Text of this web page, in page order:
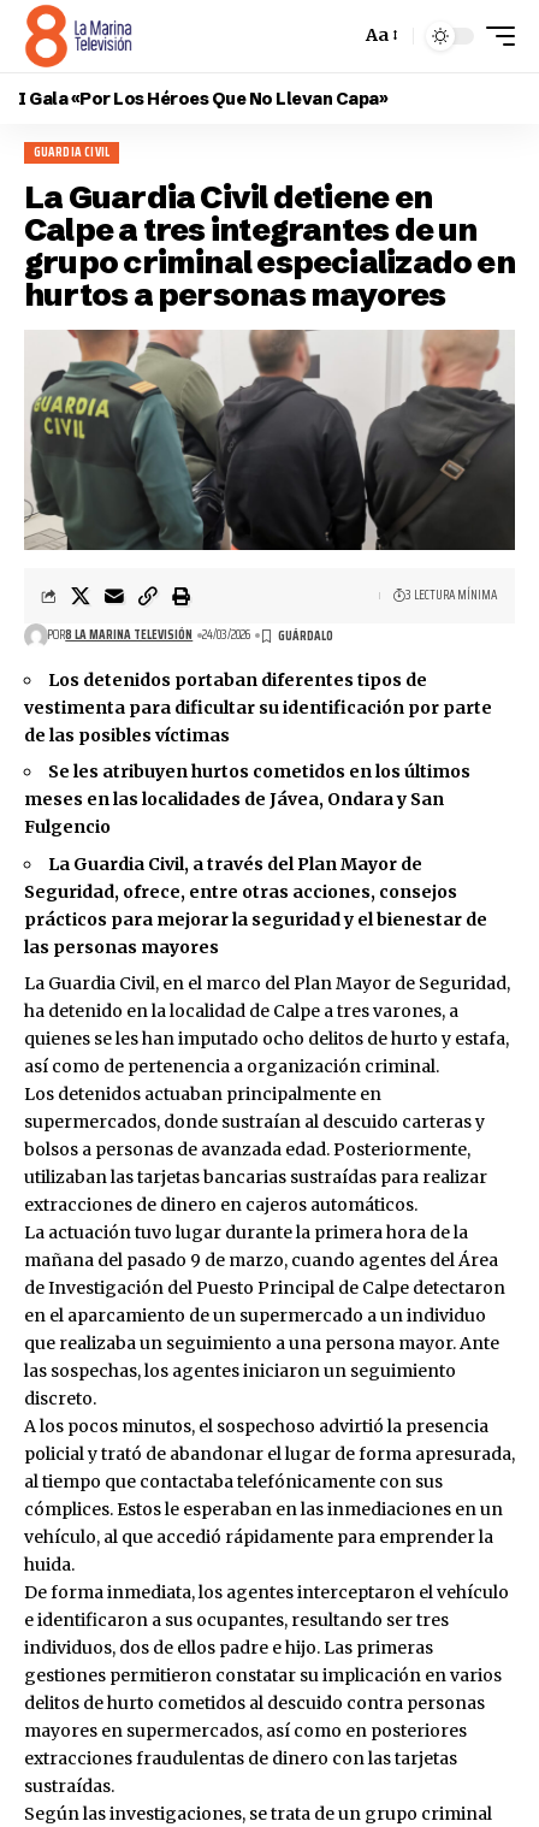
Aa
I Gala «Por Los Héroes Que No Llevan Capa»
GUARDIA CIVIL
La Guardia Civil detiene en
Calpe a tres integrantes de un
grupo criminal especializado en
hurtos a personas mayores
POR8 LA MARINA TELEVISIÓN 24/03/2026
3 LECTURA MÍNIMA
Los detenidos portaban diferentes tipos de
vestimenta para dificultar su identificación por parte
de las posibles víctimas
Se les atribuyen hurtos cometidos en los últimos
meses en las localidades de Jávea, Ondara y San
Fulgencio
La Guardia Civil, a través del Plan Mayor de
Seguridad, ofrece, entre otras acciones, consejos
prácticos para mejorar la seguridad y el bienestar de
las personas mayores
La Guardia Civil, en el marco del Plan Mayor de Seguridad,
ha detenido en la localidad de Calpe a tres varones, a
quienes se les han imputado ocho delitos de hurto y estafa,
así como de pertenencia a organización criminal.
Los detenidos actuaban principalmente en
supermercados, donde sustraían al descuido carteras y
bolsos a personas de avanzada edad. Posteriormente,
utilizaban las tarjetas bancarias sustraídas para realizar
extracciones de dinero en cajeros automáticos.
La actuación tuvo lugar durante la primera hora de la
mañana del pasado 9 de marzo, cuando agentes del Área
de Investigación del Puesto Principal de Calpe detectaron
en el aparcamiento de un supermercado a un individuo
que realizaba un seguimiento a una persona mayor. Ante
las sospechas, los agentes iniciaron un seguimiento
discreto.
A los pocos minutos, el sospechoso advirtió la presencia
policial y trató de abandonar el lugar de forma apresurada,
al tiempo que contactaba telefónicamente con sus
cómplices. Estos le esperaban en las inmediaciones en un
vehículo, al que accedió rápidamente para emprender la
huida.
De forma inmediata, los agentes interceptaron el vehículo
e identificaron a sus ocupantes, resultando ser tres
individuos, dos de ellos padre e hijo. Las primeras
gestiones permitieron constatar su implicación en varios
delitos de hurto cometidos al descuido contra personas
mayores en supermercados, así como en posteriores
extracciones fraudulentas de dinero con las tarjetas
sustraídas.
Según las investigaciones, se trata de un grupo criminal